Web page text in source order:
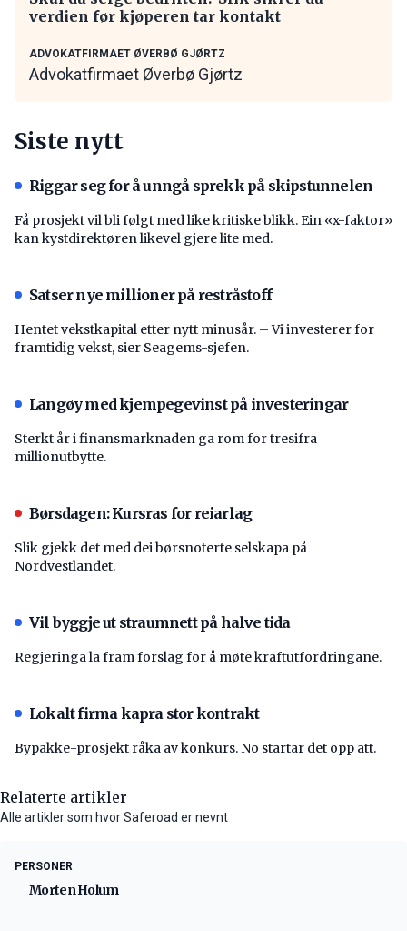
verdien før kjøperen tar kontakt
ADVOKATFIRMAET ØVERBØ GJØRTZ
Advokatfirmaet Øverbø Gjørtz
Siste nytt
Riggar seg for å unngå sprekk på skipstunnelen
Få prosjekt vil bli følgt med like kritiske blikk. Ein «x-faktor»
kan kystdirektøren likevel gjere lite med.
Satser nye millioner på restråstoff
Hentet vekstkapital etter nytt minusår. – Vi investerer for
framtidig vekst, sier Seagems-sjefen.
Langøy med kjempegevinst på investeringar
Sterkt år i finansmarknaden ga rom for tresifra
millionutbytte.
Børsdagen: Kursras for reiarlag
Slik gjekk det med dei børsnoterte selskapa på
Nordvestlandet.
Vil byggje ut straumnett på halve tida
Regjeringa la fram forslag for å møte kraftutfordringane.
Lokalt firma kapra stor kontrakt
Bypakke-prosjekt råka av konkurs. No startar det opp att.
Relaterte artikler
Alle artikler som hvor Saferoad er nevnt
PERSONER
Morten Holum